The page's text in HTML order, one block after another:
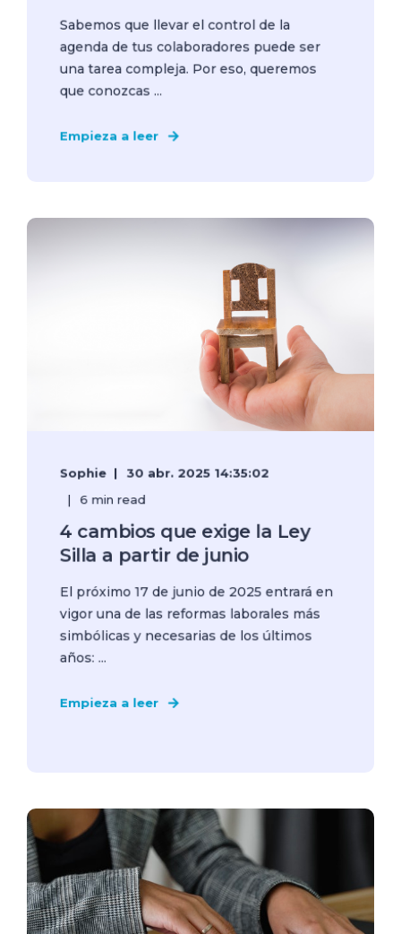
Sabemos que llevar el control de la
agenda de tus colaboradores puede ser
una tarea compleja. Por eso, queremos
que conozcas ...
Empieza a leer
Sophie 30 abr. 2025 14:35:02
6 min read
4 cambios que exige la Ley
Silla a partir de junio
El próximo 17 de junio de 2025 entrará en
vigor una de las reformas laborales más
simbólicas y necesarias de los últimos
años: ...
Empieza a leer